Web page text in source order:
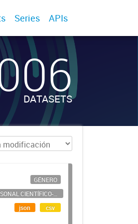
Series APIs
DATASETS
GÉNERO
PERSONAL CIENTÍFICO-TECNOLÓGICO
json
csv